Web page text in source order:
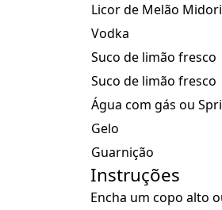
Licor de Melão Midori
Vodka
Suco de limão fresco
Suco de limão fresco
Água com gás ou
Gelo
Guarnição
Instruções
Encha um copo alto